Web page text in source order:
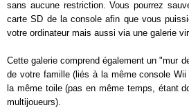
sans aucune restriction. Vous pourrez
carte SD de la console afin que vous
votre ordinateur mais aussi via une galerie
Cette galerie comprend également un "mur
de votre famille (liés à la même console
la même toile (pas en même temps, étant
multijoueurs).